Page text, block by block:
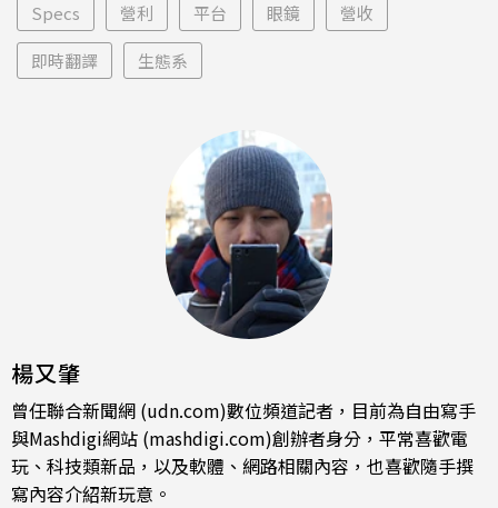
Specs 營利 平台 眼鏡 營收
即時翻譯 生態系
楊又肇
曾任聯合新聞網 (udn.com)數位頻道記者，目前為自由寫手
與Mashdigi網站 (mashdigi.com)創辦者身分，平常喜歡電
玩、科技類新品，以及軟體、網路相關內容，也喜歡隨手撰
寫內容介紹新玩意。